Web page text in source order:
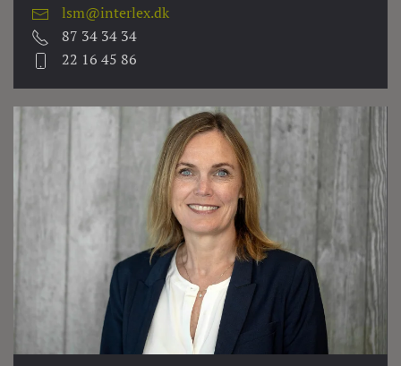
lsm@interlex.dk
87 34 34 34
22 16 45 86